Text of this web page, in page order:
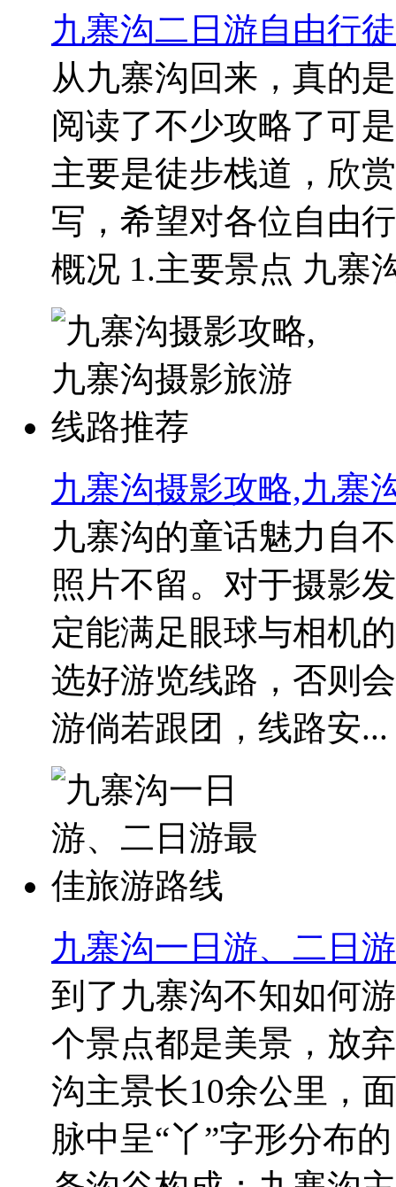
九寨沟二日游自由行
从九寨沟回来，真的
阅读了不少攻略了可
主要是徒步栈道，欣
写，希望对各位自由
概况 1.主要景点 九寨
九寨沟摄影攻略,九寨
九寨沟的童话魅力自
照片不留。对于摄影
定能满足眼球与相机
选好游览线路，否则
游倘若跟团，线路安...
九寨沟一日游、二日
到了九寨沟不知如何
个景点都是美景，放
沟主景长10余公里，
脉中呈“丫”字形分布